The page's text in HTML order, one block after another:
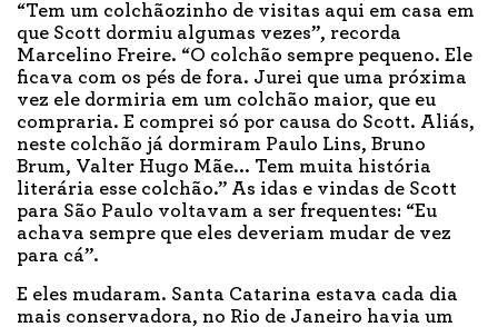
“Tem um colchãozinho de visitas aqui em casa em
que Scott dormiu algumas vezes”, recorda
Marcelino Freire. “O colchão sempre pequeno. Ele
ficava com os pés de fora. Jurei que uma próxima
vez ele dormiria em um colchão maior, que eu
compraria. E comprei só por causa do Scott. Aliás,
neste colchão já dormiram Paulo Lins, Bruno
Brum, Valter Hugo Mãe... Tem muita história
literária esse colchão.” As idas e vindas de Scott
para São Paulo voltavam a ser frequentes: “Eu
achava sempre que eles deveriam mudar de vez
para cá”.
E eles mudaram. Santa Catarina estava cada dia
mais conservadora, no Rio de Janeiro havia um